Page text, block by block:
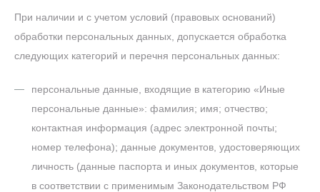
При наличии и с учетом условий (правовых оснований)
обработки персональных данных, допускается обработка
следующих категорий и перечня персональных данных:
персональные данные, входящие в категорию «Иные
персональные данные»: фамилия; имя; отчество;
контактная информация (адрес электронной почты;
номер телефона); данные документов, удостоверяющих
личность (данные паспорта и иных документов, которые
в соответствии с применимым Законодательством РФ